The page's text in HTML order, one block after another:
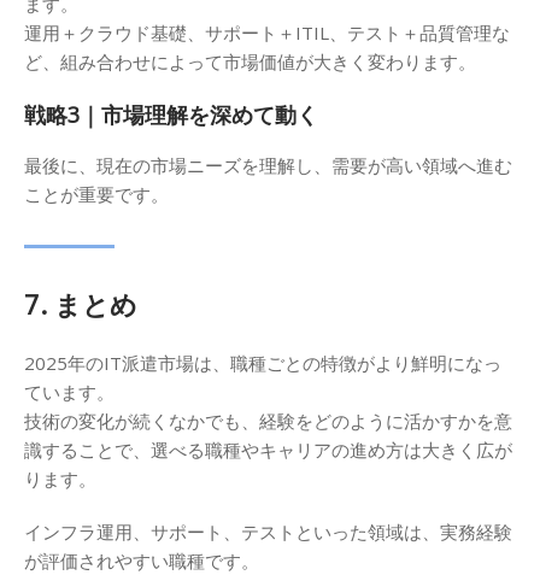
運用＋クラウド基礎、サポート＋ITIL、テスト＋品質管理な
ど、組み合わせによって市場価値が大きく変わります。
戦略3｜市場理解を深めて動く
最後に、現在の市場ニーズを理解し、需要が高い領域へ進む
ことが重要です。
7. まとめ
2025年のIT派遣市場は、職種ごとの特徴がより鮮明になっ
ています。
技術の変化が続くなかでも、経験をどのように活かすかを意
識することで、選べる職種やキャリアの進め方は大きく広が
ります。
インフラ運用、サポート、テストといった領域は、実務経験
が評価されやすい職種です。